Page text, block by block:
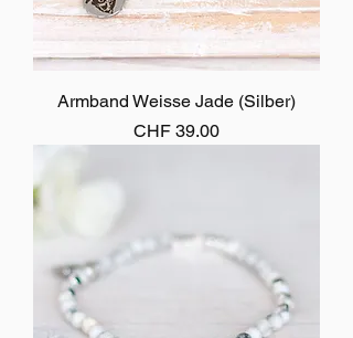
Armband Weisse Jade (Silber)
Preis
CHF 39.00